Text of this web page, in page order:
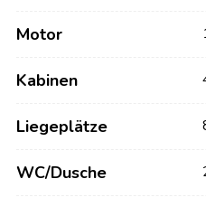
Motor
Kabinen
Liegeplätze
WC/Dusche